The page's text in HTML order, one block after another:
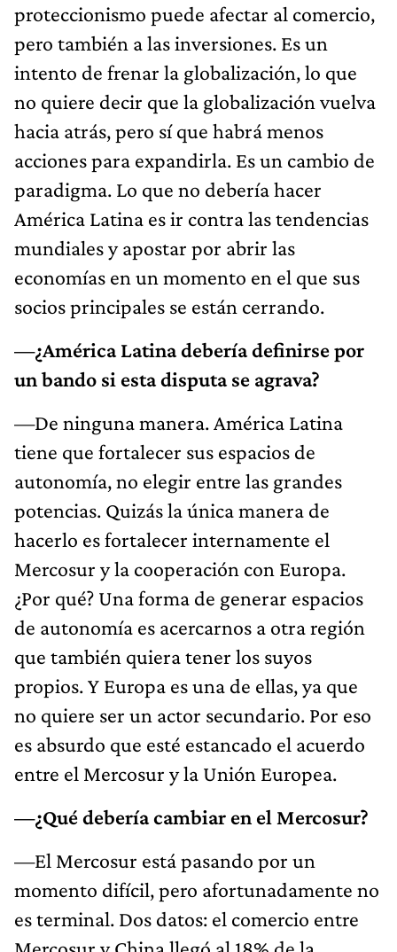
proteccionismo puede afectar al comercio,
pero también a las inversiones. Es un
intento de frenar la globalización, lo que
no quiere decir que la globalización vuelva
hacia atrás, pero sí que habrá menos
acciones para expandirla. Es un cambio de
paradigma. Lo que no debería hacer
América Latina es ir contra las tendencias
mundiales y apostar por abrir las
economías en un momento en el que sus
socios principales se están cerrando.
—¿América Latina debería definirse por
un bando si esta disputa se agrava?
—De ninguna manera. América Latina
tiene que fortalecer sus espacios de
autonomía, no elegir entre las grandes
potencias. Quizás la única manera de
hacerlo es fortalecer internamente el
Mercosur y la cooperación con Europa.
¿Por qué? Una forma de generar espacios
de autonomía es acercarnos a otra región
que también quiera tener los suyos
propios. Y Europa es una de ellas, ya que
no quiere ser un actor secundario. Por eso
es absurdo que esté estancado el acuerdo
entre el Mercosur y la Unión Europea.
—¿Qué debería cambiar en el Mercosur?
—El Mercosur está pasando por un
momento difícil, pero afortunadamente no
es terminal. Dos datos: el comercio entre